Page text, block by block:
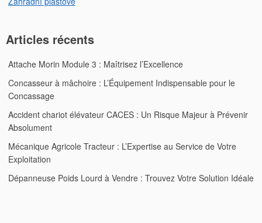
Articles récents
Attache Morin Module 3 : Maîtrisez l’Excellence
Concasseur à mâchoire : L’Équipement Indispensable pour le
Concassage
Accident chariot élévateur CACES : Un Risque Majeur à Prévenir
Absolument
Mécanique Agricole Tracteur : L’Expertise au Service de Votre
Exploitation
Dépanneuse Poids Lourd à Vendre : Trouvez Votre Solution Idéale